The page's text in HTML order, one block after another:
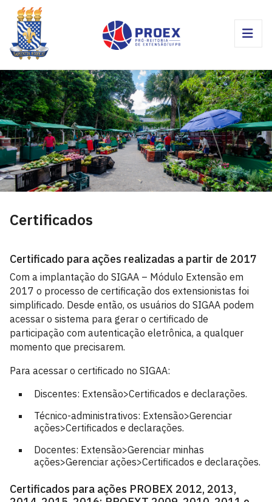
Certificados
Certificado para ações realizadas a partir de 2017
Com a implantação do SIGAA – Módulo Extensão em
2017 o processo de certificação dos extensionistas foi
simplificado. Desde então, os usuários do SIGAA podem
acessar o sistema para gerar o certificado de
participação com autenticação eletrônica, a qualquer
momento que precisarem.
Para acessar o certificado no SIGAA:
Discentes: Extensão>Certificados e declarações.
Técnico-administrativos: Extensão>Gerenciar
ações>Certificados e declarações.
Docentes: Extensão>Gerenciar minhas
ações>Gerenciar ações>Certificados e declarações.
Certificados para ações PROBEX 2012, 2013,